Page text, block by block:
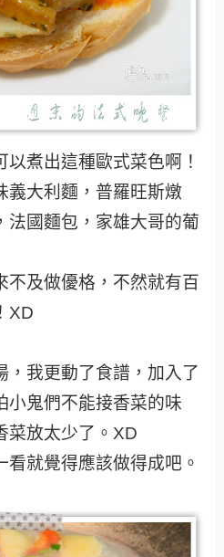
煮出這種歐式菜色啊！
義大利麵，普羅旺斯燉
法國麵包，家雄大哥的葡
不及做優格，不然就有百
XD
，我更動了食譜，加入了
小鬼們不能接香菜的味
菜放太少了。XD
就覺得應該做得成吧。